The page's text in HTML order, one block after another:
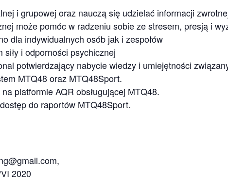
i grupowej oraz nauczą się udzielać informacji
może pomóc w radzeniu sobie ze stresem, presją i
dla indywidualnych osób jak i zespołów
i odporności psychicznej
potwierdzający nabycie wiedzy i umiejętności
MTQ48 oraz MTQ48Sport.
platformie AQR obsługującej MTQ48.
do raportów MTQ48Sport.
2020